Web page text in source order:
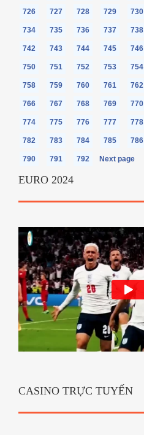
726 727 728 729 730
734 735 736 737 738
742 743 744 745 746
750 751 752 753 754
758 759 760 761 762
766 767 768 769 770
774 775 776 777 778
782 783 784 785 786
790 791 792 Next page
EURO 2024
CASINO TRỰC TUYẾN